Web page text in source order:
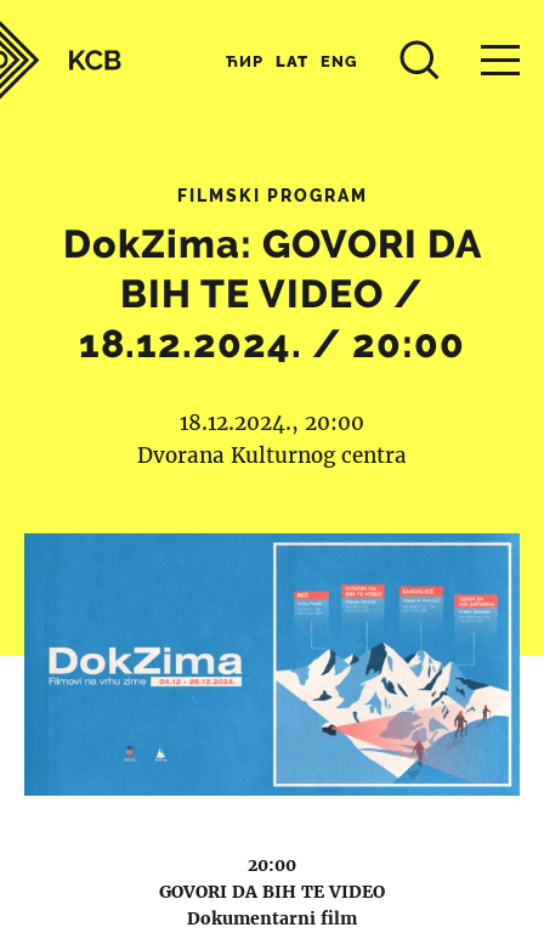
ЋИР LAT ENG
FILMSKI PROGRAM
DokZima: GOVORI DA
BIH TE VIDEO /
18.12.2024. / 20:00
18.12.2024., 20:00
Dvorana Kulturnog centra
20:00
GOVORI DA BIH TE VIDEO
Dokumentarni film